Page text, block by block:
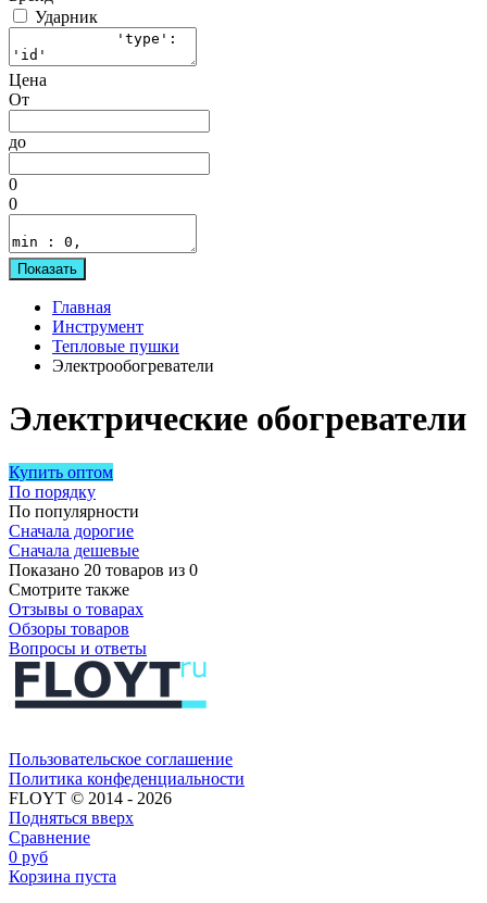
Ударник
Цена
От
до
0
0
Показать
Главная
Инструмент
Тепловые пушки
Электрообогреватели
Электрические обогреватели
Купить оптом
По порядку
По популярности
Сначала дорогие
Сначала дешевые
Показано 20 товаров из 0
Смотрите также
Отзывы о товарах
Обзоры товаров
Вопросы и ответы
Пользовательское соглашение​​
Политика конфеденциальности​
FLOYT © 2014 - 2026
Подняться вверх
Сравнение
0 руб
Корзина пуста